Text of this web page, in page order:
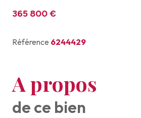
365 800 €
Référence 6244429
A propos
de ce bien